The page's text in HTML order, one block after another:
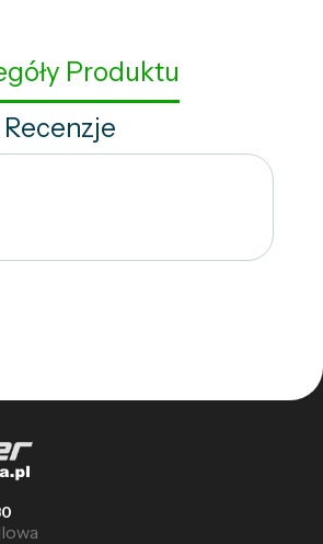
Produktu
Recenzje